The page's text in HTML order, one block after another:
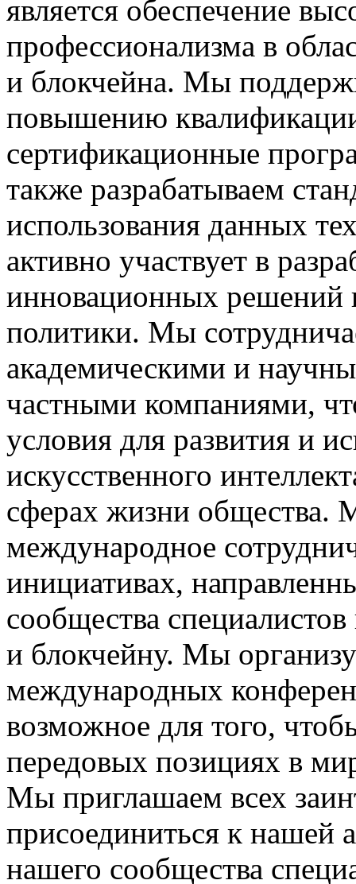
является обеспечение
профессионализма в
и блокчейна. Мы
повышению
сертификационные
также разрабатываем
использования данных
активно участвует в
инновационных решений
политики. Мы
академическими и
частными компаниями,
условия для развития и
искусственного
сферах жизни общества.
международное
инициативах,
сообщества
и блокчейну. Мы
международных
возможное для того,
передовых позициях в
Мы приглашаем всех
присоединиться к нашей
нашего сообщества